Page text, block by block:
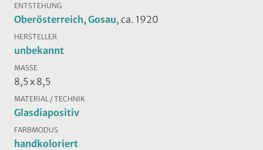
ENTSTEHUNG
Oberösterreich, Gosau, ca. 1920
HERSTELLER
unbekannt
MASSE
8,5 x 8,5
MATERIAL / TECHNIK
Glasdiapositiv
FARBMODUS
handkoloriert